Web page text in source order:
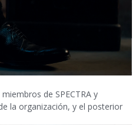
de SPECTRA y
la organización, y el posterior